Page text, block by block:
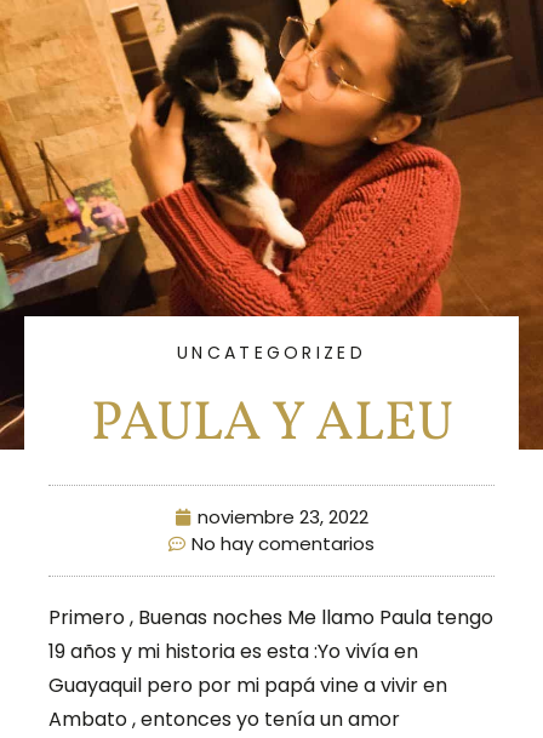
UNCATEGORIZED
PAULA Y ALEU
noviembre 23, 2022
No hay comentarios
Primero , Buenas noches Me llamo Paula tengo
19 años y mi historia es esta :Yo vivía en
Guayaquil pero por mi papá vine a vivir en
Ambato , entonces yo tenía un amor